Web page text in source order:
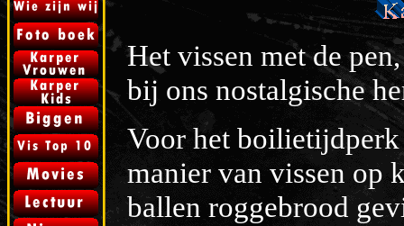
Het vissen met de
bij ons nostalgische
Voor het
manier van vissen op
ballen roggebrood